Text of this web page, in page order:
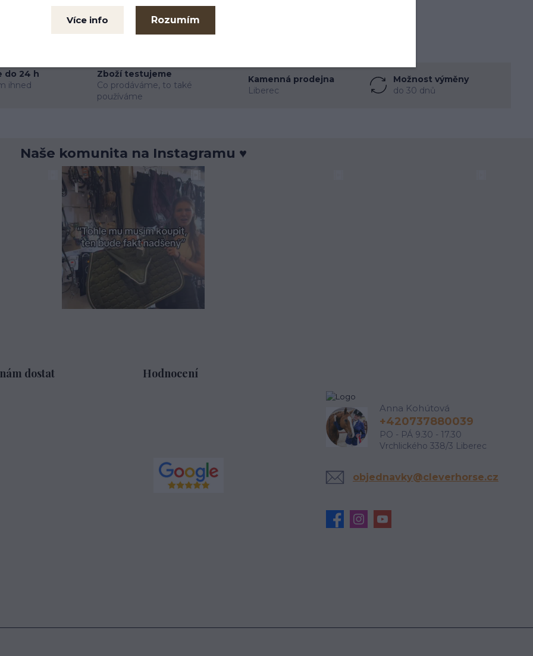
do 24 h
ihned
Zboží testujeme
Co prodáváme, to také
používáme
Kamenná prodejna
Liberec
Možnost výměny
do 30 dnů
Naše komunita na Instagramu ♥
dostat Hodnocení
Anna Kohútová
+420737880039
PO - PÁ 9.30 - 17.30
Vrchlického 338/3 Liberec
objednavky@cleverhorse.cz
Více info Rozumím